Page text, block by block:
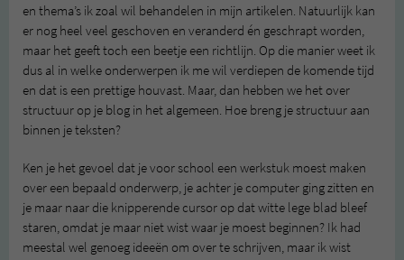
en thema’s ik zoal wil behandelen in mijn artikelen. Natuurlijk kan
er nog heel veel geschoven en veranderd én geschrapt worden,
maar het geeft toch een beetje een richtlijn. Op die manier weet ik
dus al in welke onderwerpen ik me wil verdiepen de komende tijd
en dat is een prettige houvast. Maar, dan hebben we het over
structuur op je blog in het algemeen. Hoe breng je structuur aan
binnen je teksten?
Ken je het gevoel dat je voor school een werkstuk moest maken
over een bepaald onderwerp, je achter je computer ging zitten en
je maar naar die knipperende cursor op dat witte lege blad bleef
staren, omdat je maar niet wist waar je moest beginnen? Ik had
meestal wel genoeg ideeën om over te schrijven, maar ik wist